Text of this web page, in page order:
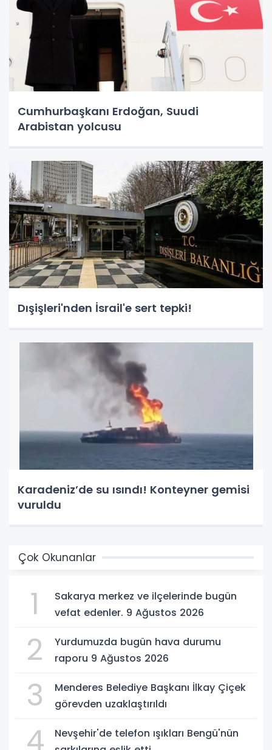
Cumhurbaşkanı Erdoğan, Suudi
Arabistan yolcusu
Dışişleri'nden İsrail'e sert tepki!
Karadeniz’de su ısındı! Konteyner gemisi
vuruldu
Çok Okunanlar
1
Sakarya merkez ve ilçelerinde bugün
vefat edenler. 9 Ağustos 2026
2
Yurdumuzda bugün hava durumu
raporu 9 Ağustos 2026
3
Menderes Belediye Başkanı İlkay Çiçek
görevden uzaklaştırıldı
4
Nevşehir'de telefon ışıkları Bengü'nün